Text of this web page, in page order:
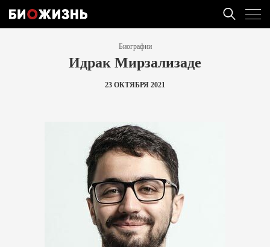
Биографии
Идрак Мирзализаде
23 ОКТЯБРЯ 2021